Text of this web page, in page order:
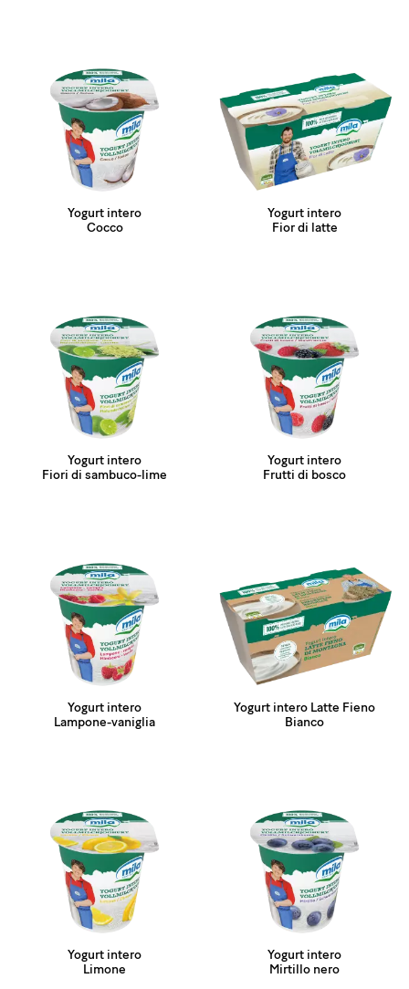
Yogurt intero
Cocco
Yogurt intero
Fior di latte
Yogurt intero
Fiori di sambuco-lime
Yogurt intero
Frutti di bosco
Yogurt intero
Lampone-vaniglia
Yogurt intero Latte Fieno
Bianco
Yogurt intero
Limone
Yogurt intero
Mirtillo nero